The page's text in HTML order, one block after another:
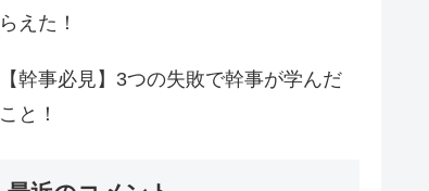
らえた！
【幹事必見】3つの失敗で幹事が学んだ
こと！